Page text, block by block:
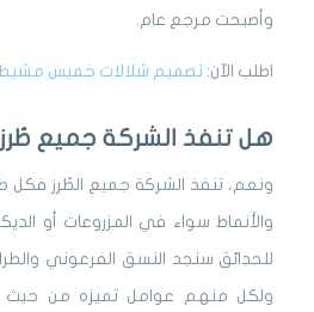
وأصبحت مرجع عام.
اطلب الآن: تصميم شلالات خميس
هل تنفذ الشركة جميع طُرز
ونعم، تنفذ الشركة جميع الطُرز فكل
والأنماط سواء في المزروعات أو
للحدائق سنجد النسق الفرعوني والطراز
ولكل منهم عوامل تميزه من حيث